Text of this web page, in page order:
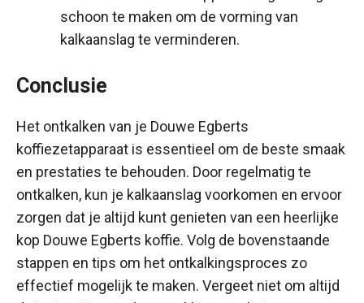
schoon te maken om de vorming van
kalkaanslag te verminderen.
Conclusie
Het ontkalken van je Douwe Egberts
koffiezetapparaat is essentieel om de beste smaak
en prestaties te behouden. Door regelmatig te
ontkalken, kun je kalkaanslag voorkomen en ervoor
zorgen dat je altijd kunt genieten van een heerlijke
kop Douwe Egberts koffie. Volg de bovenstaande
stappen en tips om het ontkalkingsproces zo
effectief mogelijk te maken. Vergeet niet om altijd